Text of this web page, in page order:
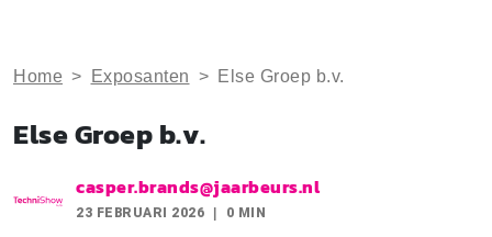
Home > Exposanten > Else Groep b.v.
Else Groep b.v.
casper.brands@jaarbeurs.nl
23 FEBRUARI 2026 0 MIN